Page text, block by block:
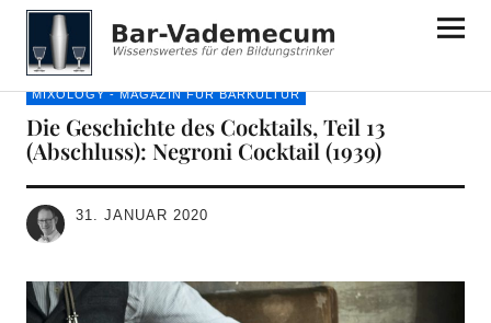
Bar-Vademecum
MIXOLOGY - MAGAZIN FÜR BARKULTUR
Die Geschichte des Cocktails, Teil 13
(Abschluss): Negroni Cocktail (1939)
31. JANUAR 2020